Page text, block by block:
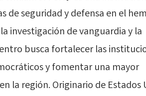
de seguridad y defensa en el
investigación de vanguardia y la
busca fortalecer las
y fomentar una mayor
la región. Originario de Estados